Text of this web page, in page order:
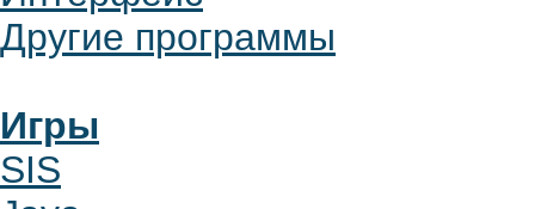
Другие программы
Игры
SIS